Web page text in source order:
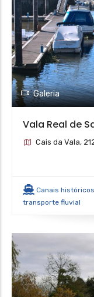
Galeria
Vala Real de
Cais da Vala,
Canais
transporte fluvial